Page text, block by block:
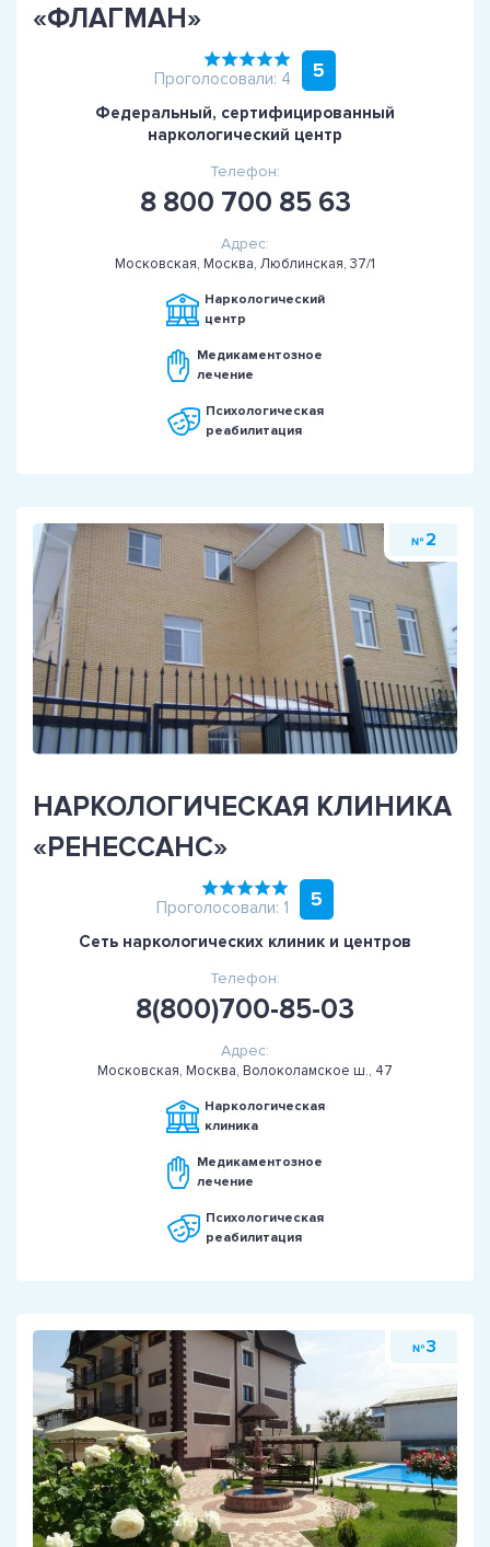
«ФЛАГМАН»
Проголосовали: 4 5
Федеральный, сертифицированный
наркологический центр
Телефон:
8 800 700 85 63
Адрес:
Московская, Москва, Люблинская, 37/1
Наркологический
центр
Медикаментозное
лечение
Психологическая
реабилитация
№ 2
НАРКОЛОГИЧЕСКАЯ КЛИНИКА
«РЕНЕССАНС»
Проголосовали: 1 5
Сеть наркологических клиник и центров
Телефон:
8(800)700-85-03
Адрес:
Московская, Москва, Волоколамское ш., 47
Наркологическая
клиника
Медикаментозное
лечение
Психологическая
реабилитация
№ 3